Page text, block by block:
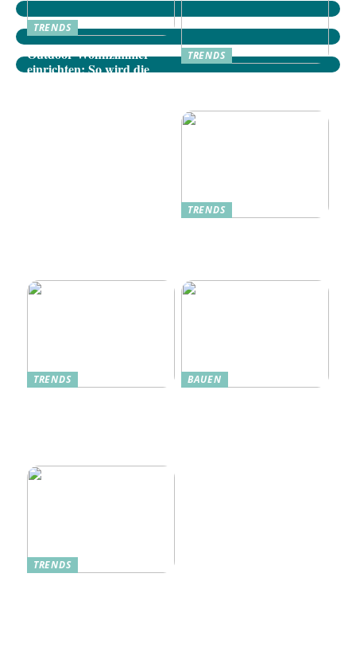
TRENDS
Outdoor-Wohnzimmer
einrichten: So wird die
TRENDS
TRENDS
TRENDS BAUEN
TRENDS